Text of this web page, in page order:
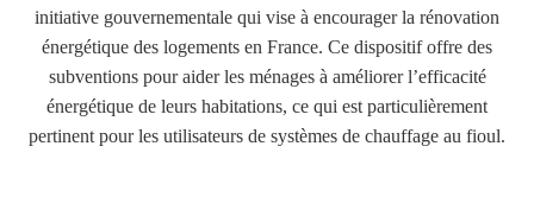
initiative gouvernementale qui vise à encourager la rénovation
énergétique des logements en France. Ce dispositif offre des
subventions pour aider les ménages à améliorer l’efficacité
énergétique de leurs habitations, ce qui est particulièrement
pertinent pour les utilisateurs de systèmes de chauffage au fioul.